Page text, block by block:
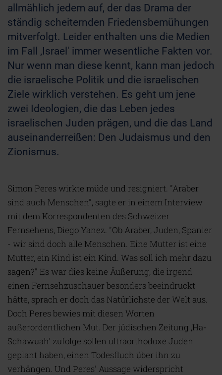
allmählich jedem auf, der das Drama der
ständig scheiternden Friedensbemühungen
mitverfolgt. Leider enthalten uns die Medien
im Fall ‚Israel' immer wesentliche Fakten vor.
Nur wenn man diese kennt, kann man jedoch
die israelische Politik und die israelischen
Ziele wirklich verstehen. Es geht um jene
zwei Ideologien, die das Leben jedes
israelischen Juden prägen, und die das Land
auseinanderreißen: Den Judaismus und den
Zionismus.
Simon Peres wirkte müde und resigniert. "Araber
sind auch Menschen", sagte er in einem Interview
mit dem Korrespondenten des Schweizer
Fernsehens, Diego Yanez. "Ob Araber, Juden, Spanier
- wir sind doch alle Menschen. Eine Mutter ist eine
Mutter, ein Kind ist ein Kind. Was soll ich mehr dazu
sagen?" Es war dies keine Äußerung, die irgend
einen Fernsehzuschauer besonders beeindruckt
hätte, sprach er doch das Natürlichste der Welt aus.
Doch Peres bewies mit diesen Worten
außerordentlichen Mut. Der jüdischen Zeitung ‚Ha-
Schawuah' zufolge sollen ultraorthodoxe Juden
geplant haben, einen Todesfluch über ihn zu
verhängen. Und Peres' Aussage widerspricht